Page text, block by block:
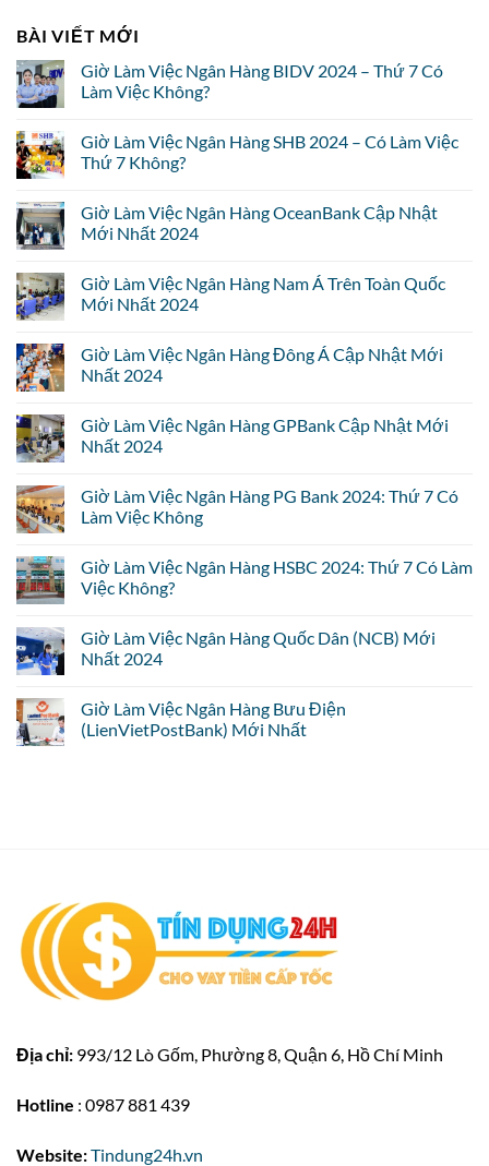
BÀI VIẾT MỚI
Giờ Làm Việc Ngân Hàng BIDV 2024 – Thứ 7 Có
Làm Việc Không?
Giờ Làm Việc Ngân Hàng SHB 2024 – Có Làm Việc
Thứ 7 Không?
Giờ Làm Việc Ngân Hàng OceanBank Cập Nhật
Mới Nhất 2024
Giờ Làm Việc Ngân Hàng Nam Á Trên Toàn Quốc
Mới Nhất 2024
Giờ Làm Việc Ngân Hàng Đông Á Cập Nhật Mới
Nhất 2024
Giờ Làm Việc Ngân Hàng GPBank Cập Nhật Mới
Nhất 2024
Giờ Làm Việc Ngân Hàng PG Bank 2024: Thứ 7 Có
Làm Việc Không
Giờ Làm Việc Ngân Hàng HSBC 2024: Thứ 7 Có Làm
Việc Không?
Giờ Làm Việc Ngân Hàng Quốc Dân (NCB) Mới
Nhất 2024
Giờ Làm Việc Ngân Hàng Bưu Điện
(LienVietPostBank) Mới Nhất
Địa chỉ: 993/12 Lò Gốm, Phường 8, Quận 6, Hồ Chí Minh
Hotline : 0987 881 439
Website:Tindung24h.vn